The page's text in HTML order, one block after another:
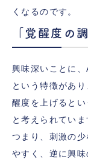
くなるのです。
「覚醒度の
興味深いことに
という特徴があ
醒度を上げると
と考えられていま
つまり、刺激の
やすく、逆に興